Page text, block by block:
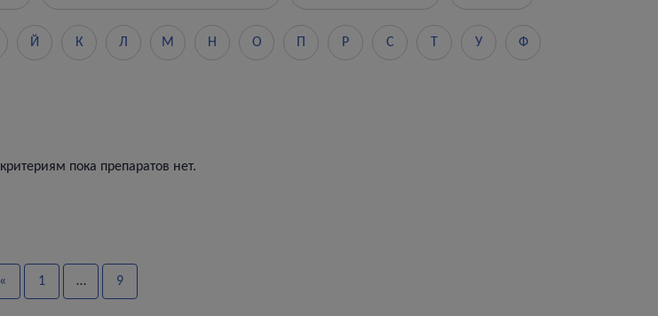
Й К Л М Н О Р С У Ф
пока препаратов нет.
« 1 … 9